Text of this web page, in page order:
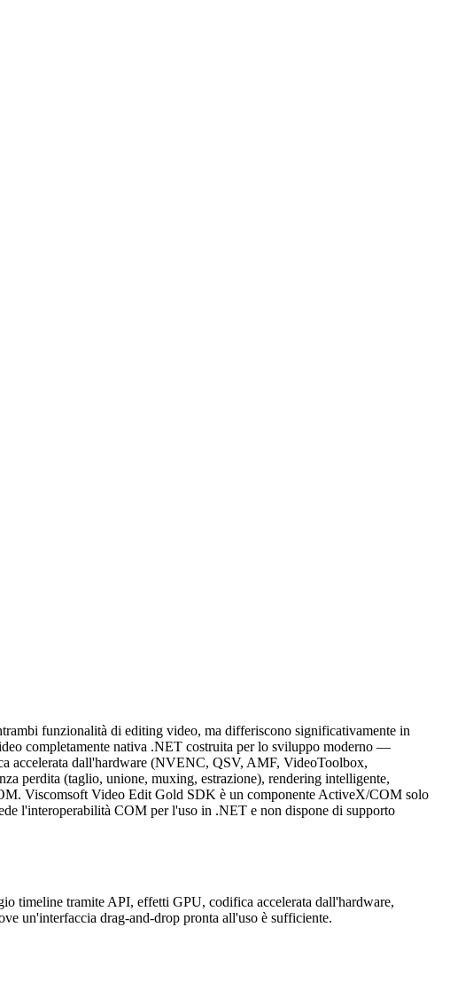
funzionalità di editing video, ma differiscono significativamente in
completamente nativa .NET costruita per lo sviluppo moderno —
accelerata dall'hardware (NVENC, QSV, AMF, VideoToolbox,
perdita (taglio, unione, muxing, estrazione), rendering intelligente,
Viscomsoft Video Edit Gold SDK è un componente ActiveX/COM solo
l'interoperabilità COM per l'uso in .NET e non dispone di supporto
timeline tramite API, effetti GPU, codifica accelerata dall'hardware,
un'interfaccia drag-and-drop pronta all'uso è sufficiente.